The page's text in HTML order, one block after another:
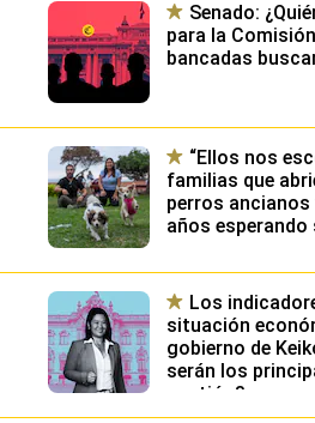
Senado:
para la
bancadas
“Ellos nos
familias que
perros ancianos
años
Los
situación
gobierno de
serán los
gestión?